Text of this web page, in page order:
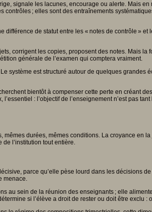
signale les lacunes, encourage ou alerte. Mais
contrôles ; elles sont des entraînements
différence de statut entre les « notes de contrôle » et
corrigent les copies, proposent des notes. Mais la
générale de l’examen qui comptera vraiment.
système est structuré autour de quelques grandes
bientôt à compenser cette perte en créant
: l’objectif de l’enseignement n’est pas tant
durées, mêmes conditions. La croyance en
l’institution tout entière.
parce qu’elle pèse lourd dans les décisions
menace.
au sein de la réunion des enseignants ; elle
si l’élève a droit de rester ou doit être exclu :